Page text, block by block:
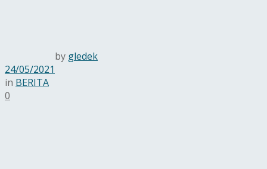
by gledek
24/05/2021
in BERITA
0